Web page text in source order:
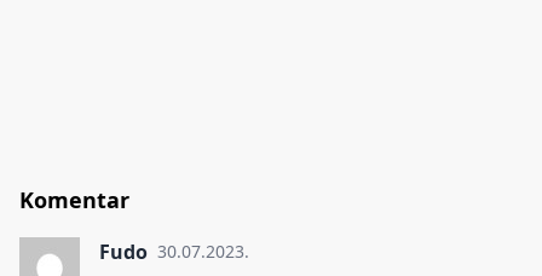
Komentar
Fudo 30.07.2023.